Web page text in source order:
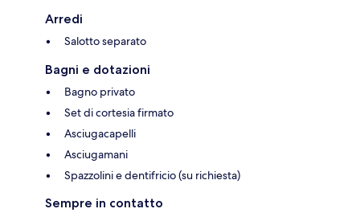
Arredi
Salotto separato
Bagni e dotazioni
Bagno privato
Set di cortesia firmato
Asciugacapelli
Asciugamani
Spazzolini e dentifricio (su richiesta)
Sempre in contatto